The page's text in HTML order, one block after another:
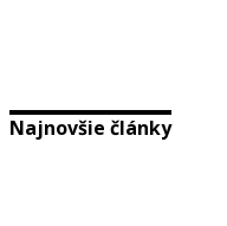
Najnovšie články